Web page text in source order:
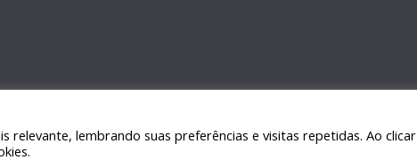
relevante, lembrando suas preferências e visitas repetidas. Ao clicar